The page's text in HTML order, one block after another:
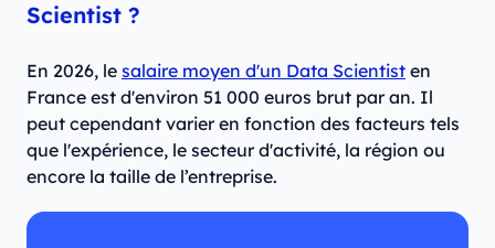
Scientist ?
En 2026, le salaire moyen d'un Data Scientist en
France est d'environ 51 000 euros brut par an. Il
peut cependant varier en fonction des facteurs tels
que l'expérience, le secteur d'activité, la région ou
encore la taille de l’entreprise.